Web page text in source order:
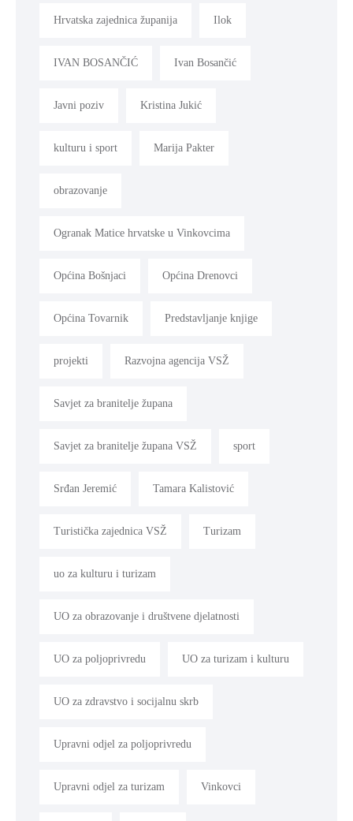
Hrvatska zajednica županija Ilok
IVAN BOSANČIĆ Ivan Bosančić
Javni poziv Kristina Jukić
kulturu i sport Marija Pakter
obrazovanje
Ogranak Matice hrvatske u Vinkovcima
Općina Bošnjaci Općina Drenovci
Općina Tovarnik Predstavljanje knjige
projekti Razvojna agencija VSŽ
Savjet za branitelje župana
Savjet za branitelje župana VSŽ sport
Srđan Jeremić Tamara Kalistović
Turistička zajednica VSŽ Turizam
uo za kulturu i turizam
UO za obrazovanje i društvene djelatnosti
UO za poljoprivredu UO za turizam i kulturu
UO za zdravstvo i socijalnu skrb
Upravni odjel za poljoprivredu
Upravni odjel za turizam Vinkovci